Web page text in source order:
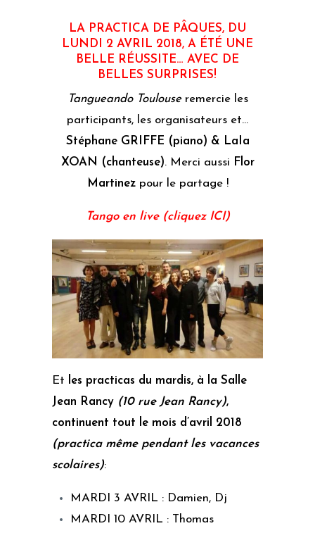
LA PRACTICA DE PÂQUES, DU
LUNDI 2 AVRIL 2018, A ÉTÉ UNE
BELLE RÉUSSITE… AVEC DE
BELLES SURPRISES!
Tangueando Toulouseremercie les
participants, les organisateurs et…
Stéphane GRIFFE (piano) & LaIa
XOAN (chanteuse). Merci aussi Flor
Martinezpour le partage !
Tango en live (cliquez ICI)
Et
les practicas du mardis, à la Salle
Jean Rancy (10 rue Jean Rancy),
continuent tout le mois d’avril 2018
(practica même pendant les vacances
scolaires):
MARDI 3 AVRIL : Damien, Dj
MARDI 10 AVRIL : Thomas